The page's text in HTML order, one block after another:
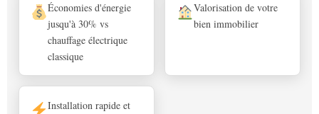
Économies d'énergie
jusqu'à 30% vs
chauffage électrique
classique
Valorisation de votre
bien immobilier
Installation rapide et